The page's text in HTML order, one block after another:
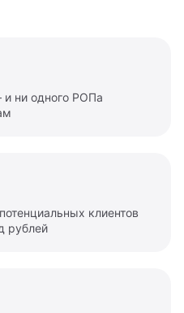
и ни одного РОПа
клиентов
рублей